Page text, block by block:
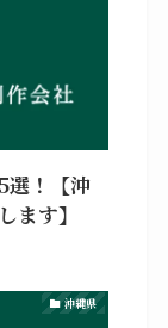
選！【沖
ます】
沖縄県